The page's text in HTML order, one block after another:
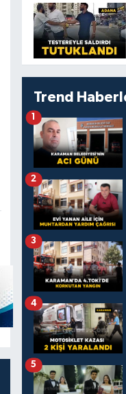
Trend
1
2
3
4
5